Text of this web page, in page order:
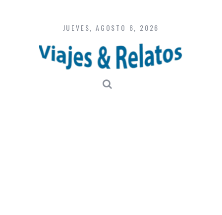
content
JUEVES, AGOSTO 6, 2026